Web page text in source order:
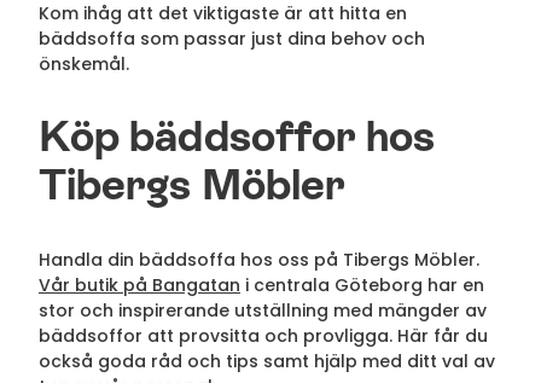
Kom ihåg att det viktigaste är att hitta en
bäddsoffa som passar just dina behov och
önskemål.
Köp bäddsoffor hos
Tibergs Möbler
Handla din bäddsoffa hos oss på Tibergs Möbler.
Vår butik på Bangatan i centrala Göteborg har en
stor och inspirerande utställning med mängder av
bäddsoffor att provsitta och provligga. Här får du
också goda råd och tips samt hjälp med ditt val av